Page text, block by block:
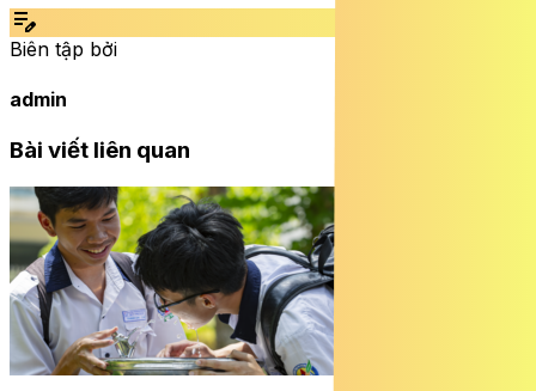
edit_note
Biên tập bởi
admin
Bài viết liên quan